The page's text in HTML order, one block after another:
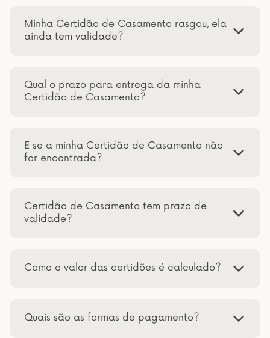
Minha Certidão de Casamento rasgou, ela
ainda tem validade?
Qual o prazo para entrega da minha
Certidão de Casamento?
E se a minha Certidão de Casamento não
for encontrada?
Certidão de Casamento tem prazo de
validade?
Como o valor das certidões é calculado?
Quais são as formas de pagamento?